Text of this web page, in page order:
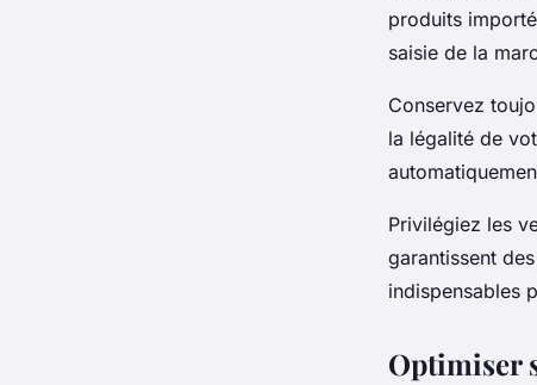
produits
saisie de la
Conservez
la légalité de
Privilégiez les
garantissent
indispensables
Optimiser